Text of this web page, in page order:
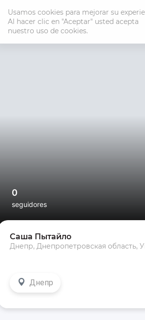
Usamos cookies para mejorar su
Al hacer clic en "Aceptar" usted acepta
nuestro uso de cookies.
Саша Пытайло
Днепр, Днепропетровская область,
0
seguidores
Днепр